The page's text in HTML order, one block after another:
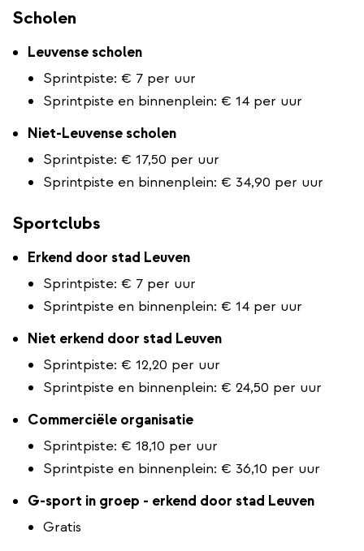
Scholen
Leuvense scholen
Sprintpiste: € 7 per uur
Sprintpiste en binnenplein: € 14 per uur
Niet-Leuvense scholen
Sprintpiste: € 17,50 per uur
Sprintpiste en binnenplein: € 34,90 per uur
Sportclubs
Erkend door stad Leuven
Sprintpiste: € 7 per uur
Sprintpiste en binnenplein: € 14 per uur
Niet erkend door stad Leuven
Sprintpiste: € 12,20 per uur
Sprintpiste en binnenplein: € 24,50 per uur
Commerciële organisatie
Sprintpiste: € 18,10 per uur
Sprintpiste en binnenplein: € 36,10 per uur
​​​​​​G-sport in groep - erkend door stad Leuven
Gratis